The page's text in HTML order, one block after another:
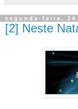
segunda-feira, 24
[2] Neste